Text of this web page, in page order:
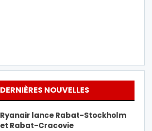
DERNIÈRES NOUVELLES
Ryanair lance Rabat-Stockholm
et Rabat-Cracovie